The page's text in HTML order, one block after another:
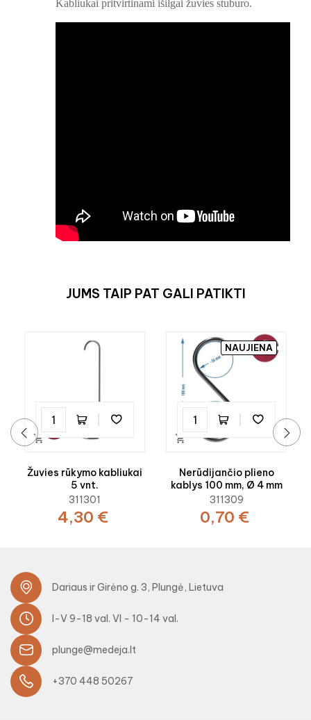
Kabliukai pritvirtinami išilgai žuvies stuburo.
JUMS TAIP PAT GALI PATIKTI

Žuvies rūkymo kabliukai
5 vnt.
311301
4,30 €

NAUJIENA
Nerūdijančio plieno
kablys 100 mm, Ø 4 mm
311309
0,70 €
Dariaus ir Girėno g. 3, Plungė, Lietuva
I-V 9-18 val. VI - 10-14 val.
plunge@medeja.lt
+370 448 50267